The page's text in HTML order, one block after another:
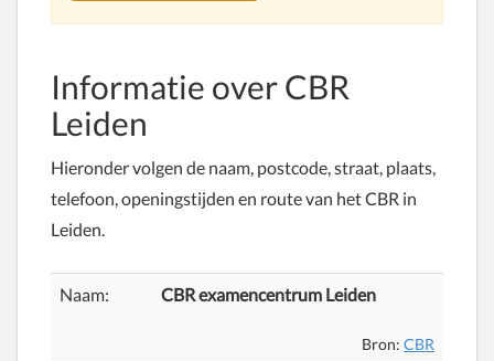
Informatie overCBR
Leiden
Hieronder volgen de naam, postcode, straat, plaats,
telefoon, openingstijden en route van het CBR in
Leiden.
Naam: CBR examencentrum Leiden
Bron: CBR